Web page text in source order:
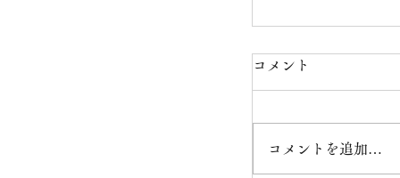
コメント
コメントを追加…